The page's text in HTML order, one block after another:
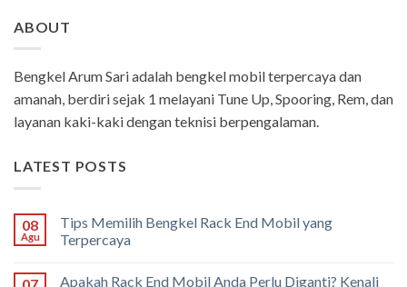
ABOUT
Bengkel Arum Sari adalah bengkel mobil terpercaya dan
amanah, berdiri sejak 1 melayani Tune Up, Spooring, Rem, dan
layanan kaki-kaki dengan teknisi berpengalaman.
LATEST POSTS
08
Agu
Tips Memilih Bengkel Rack End Mobil yang
Terpercaya
07
Apakah Rack End Mobil Anda Perlu Diganti? Kenali